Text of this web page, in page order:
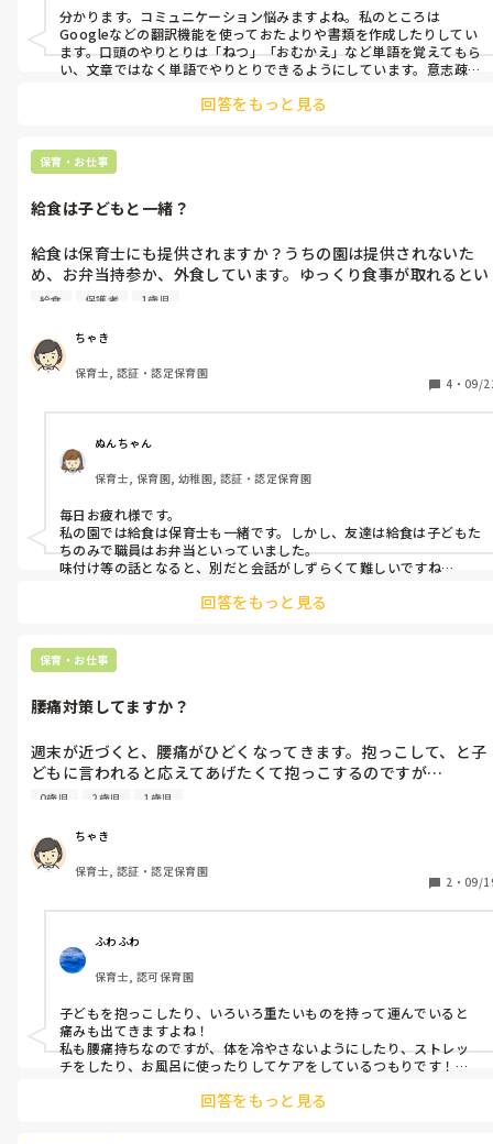
分かります。コミュニケーション悩みますよね。私のところは
Googleなどの翻訳機能を使っておたよりや書類を作成したりしてい
ます。口頭のやりとりは「ねつ」「おむかえ」など単語を覚えてもら
い、文章ではなく単語でやりとりできるようにしています。意志疎通
回答をもっと見る
保育・お仕事
給食は子どもと一緒？
給食は保育士にも提供されますか？うちの園は提供されないた
め、お弁当持参か、外食しています。ゆっくり食事が取れるとい
う利点はありますが、子どもがどんな味の給食を食べているのか
ので今いち伝わりません…
保護者の方も給食の味付け等気にされるのですが、的確に答えら
れません。
給食 保護者 1歳児
ちゃき
保育士, 認証・認定保育園
4 ・ 09/
ぬんちゃん
保育士, 保育園, 幼稚園, 認証・認定保育園
毎日お疲れ様です。
私の園では給食は保育士も一緒です。しかし、友達は給食は子どもた
ちのみで職員はお弁当といっていました。
味付け等の話となると、別だと会話がしずらくて難しいですね
回答をもっと見る
保育・お仕事
腰痛対策してますか？
週末が近づくと、腰痛がひどくなってきます。抱っこして、と子
どもに言われると応えてあげたくて抱っこするのですが…
あまりに痛い時は、「ごめんね、今日は出来ないんだ」と断って
良い腰痛対策があったら教えて下さい。痛みどめやサポーターも
おすすめがあれば教えて下さい。
0歳児 2歳児 1歳児
ちゃき
保育士, 認証・認定保育園
2 ・ 09/
ふわふわ
保育士, 認可保育園
子どもを抱っこしたり、いろいろ重たいものを持って運んでいると
痛みも出てきますよね！
私も腰痛持ちなのですが、体を冷やさないようにしたり、ストレッ
チをしたり、お風呂に使ったりしてケアをしているつもりです！
ひどくなりませんように💦回答をもっと見る